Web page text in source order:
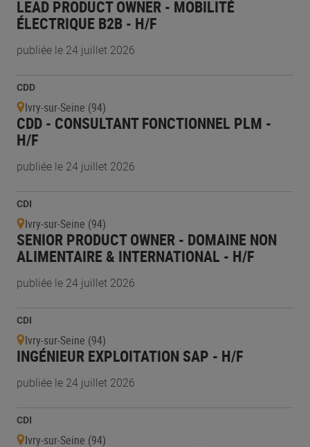
LEAD PRODUCT OWNER - MOBILITÉ
ÉLECTRIQUE B2B - H/F
publiée le 24 juillet 2026
CDD
Ivry-sur-Seine (94)
CDD - CONSULTANT FONCTIONNEL PLM -
H/F
publiée le 24 juillet 2026
CDI
Ivry-sur-Seine (94)
SENIOR PRODUCT OWNER - DOMAINE NON
ALIMENTAIRE & INTERNATIONAL - H/F
publiée le 24 juillet 2026
CDI
Ivry-sur-Seine (94)
INGÉNIEUR EXPLOITATION SAP - H/F
publiée le 24 juillet 2026
CDI
Ivry-sur-Seine (94)